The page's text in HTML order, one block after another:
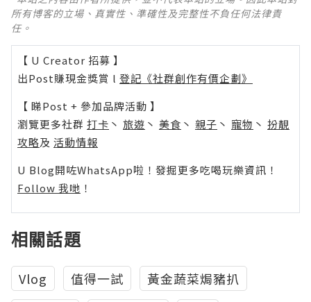
所有博客的立場、真實性、準確性及完整性不負任何法律責
任。
【 U Creator 招募 】
出Post賺現金獎賞 l 登記《社群創作有價企劃》
【 睇Post + 參加品牌活動 】
瀏覽更多社群 打卡 丶 旅遊 丶 美食 丶 親子 丶 寵物 丶 扮靚
攻略及 活動情報
U Blog開咗WhatsApp啦！發掘更多吃喝玩樂資訊！
Follow 我哋 ！
相關話題
Vlog 值得一試
黃金蔬菜焗豬扒